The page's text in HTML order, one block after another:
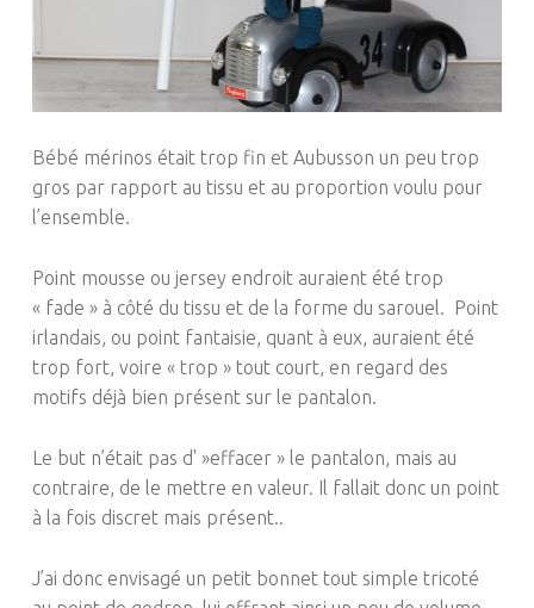
Bébé mérinos était trop fin et Aubusson un peu trop
gros par rapport au tissu et au proportion voulu pour
l’ensemble.
Point mousse ou jersey endroit auraient été trop
« fade » à côté du tissu et de la forme du sarouel. Point
irlandais, ou point fantaisie, quant à eux, auraient été
trop fort, voire « trop » tout court, en regard des
motifs déjà bien présent sur le pantalon.
Le but n’était pas d' »effacer » le pantalon, mais au
contraire, de le mettre en valeur. Il fallait donc un point
à la fois discret mais présent..
J’ai donc envisagé un petit bonnet tout simple tricoté